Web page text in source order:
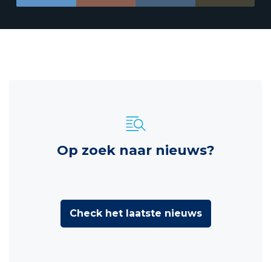
Op zoek naar nieuws?
Check het laatste nieuws